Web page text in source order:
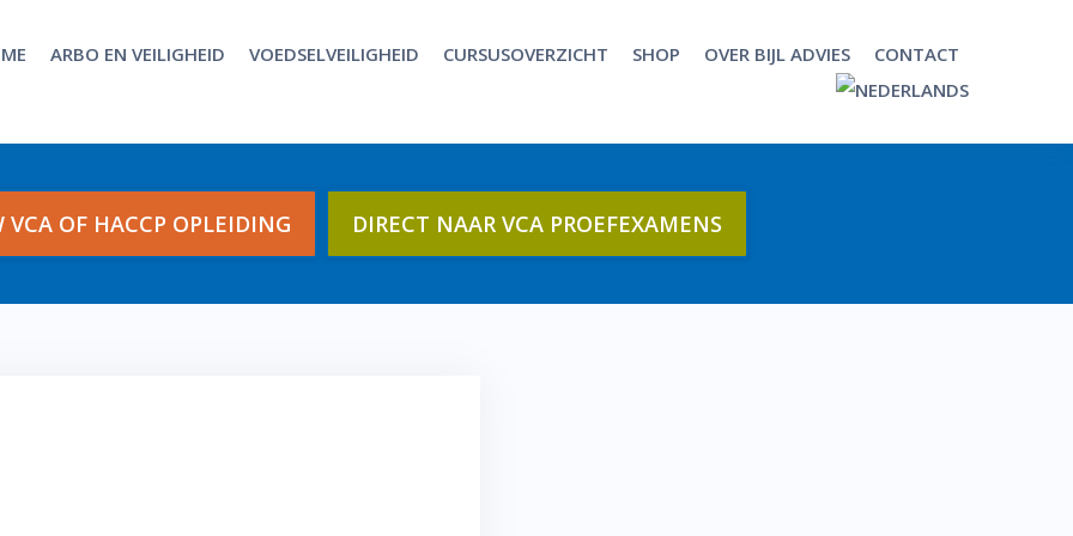
ARBO EN VEILIGHEID VOEDSELVEILIGHEID CURSUSOVERZICHT SHOP OVER BIJL ADVIES CONTACT
VCA OF HACCP OPLEIDING DIRECT NAAR VCA PROEFEXAMENS